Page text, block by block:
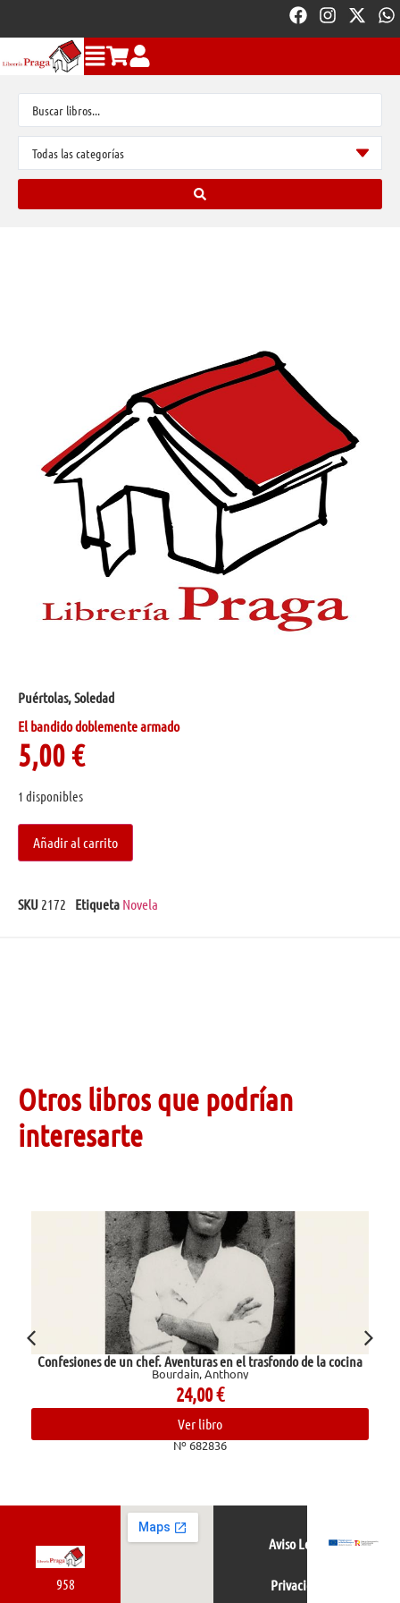
Puértolas, Soledad
El bandido doblemente armado
5,00€
1 disponibles
Añadir al carrito
SKU 2172 Etiqueta Novela
Otros libros que podrían
interesarte
Confesiones de un chef. Aventuras en el trasfondo de la cocina
Bourdain, Anthony
24,00€
Ver libro
Nº 682836
958
Aviso Legal
Privacidad